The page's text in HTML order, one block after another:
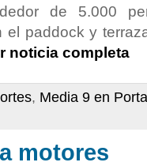
de 5.000
el paddock y
noticia completa
, Media 9 en
motores